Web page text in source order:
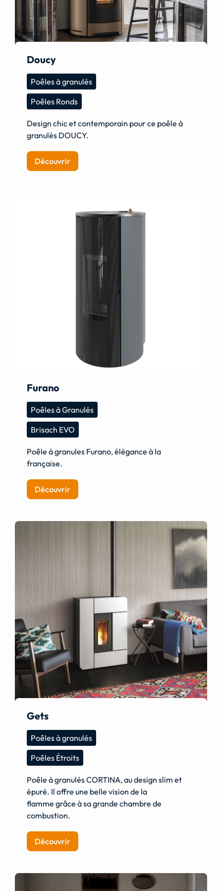
Doucy
Poêles à granulés
Poêles Ronds
Design chic et contemporain pour ce poêle à
granulés DOUCY.
Découvrir
Furano
Poêles à Granulés
Brisach EVO
Poêle à granules Furano, élégance à la
française.
Découvrir
Gets
Poêles à granulés
Poêles Étroits
Poêle à granulés CORTINA, au design slim et
épuré. Il offre une belle vision de la
flamme grâce à sa grande chambre de
combustion.
Découvrir